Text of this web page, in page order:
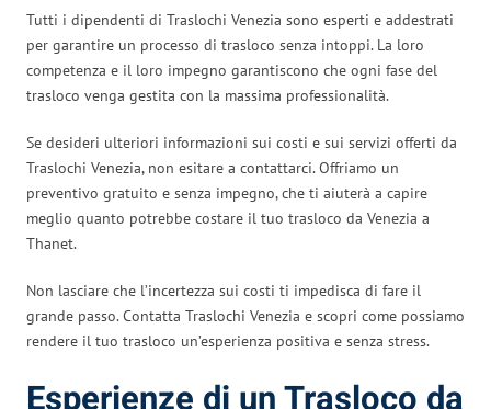
Tutti i dipendenti di Traslochi Venezia sono esperti e addestrati
per garantire un processo di trasloco senza intoppi. La loro
competenza e il loro impegno garantiscono che ogni fase del
trasloco venga gestita con la massima professionalità.
Se desideri ulteriori informazioni sui costi e sui servizi offerti da
Traslochi Venezia, non esitare a contattarci. Offriamo un
preventivo gratuito e senza impegno, che ti aiuterà a capire
meglio quanto potrebbe costare il tuo trasloco da Venezia a
Thanet.
Non lasciare che l’incertezza sui costi ti impedisca di fare il
grande passo. Contatta Traslochi Venezia e scopri come possiamo
rendere il tuo trasloco un’esperienza positiva e senza stress.